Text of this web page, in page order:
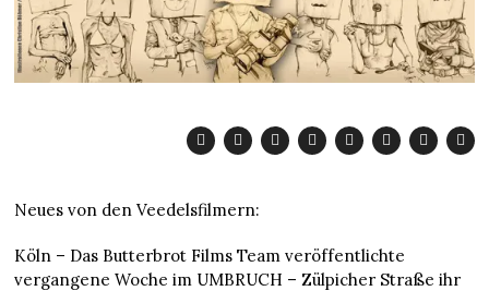
Neues von den Veedelsfilmern:
Köln – Das Butterbrot Films Team veröffentlichte
vergangene Woche im UMBRUCH – Zülpicher Straße ihr